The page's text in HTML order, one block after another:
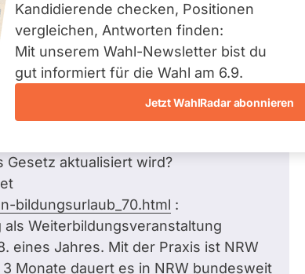
Kandidierende checken, Positionen
vergleichen, Antworten finden:
Mit unserem Wahl-Newsletter bist du
gut informiert für die Wahl am 6.9.
Jetzt WahlRadar abonnieren
konkret geht es mir um das Gesetz
beruflichen und politischen
Gesetz aktualisiert wird?
bildungsurlaub_70.html :
Weiterbildungsveranstaltung
eines Jahres. Mit der Praxis ist NRW
Monate dauert es in NRW bundesweit